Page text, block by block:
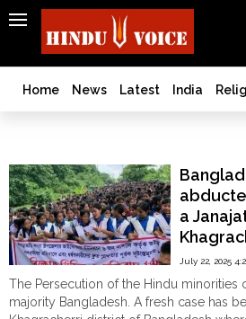
SEARCH
India
Bangladesh
West
History
Articles
Love
Jihad
Ghar
Home News Latest India
a
July 22, 2025
The Persecution of the Hindu minorities
majority Bangladesh. A fresh case has